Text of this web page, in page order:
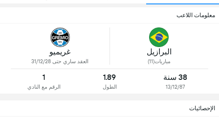
معلومات اللاعب
البرازيل
مباريات(11)
غريميو
العقد ساري حتى 31/12/28
38 سنة
13/12/87
1.89
الطول
1
الرقم مع النادي
الإحصائيات